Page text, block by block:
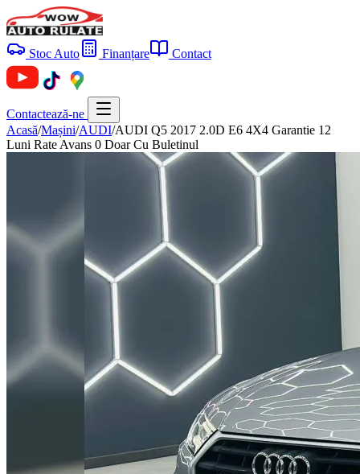
Stoc Auto Finanțare Contact
Contactează-ne
Acasă/Mașini/AUDI/AUDI Q5 2017 2.0D E6 4X4 Garantie 12
Luni Rate Avans 0 Doar Cu Buletinul